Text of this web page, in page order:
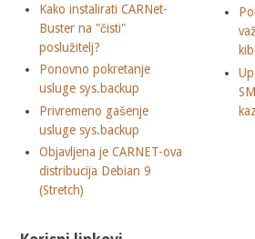
Kako instalirati CARNet-
Buster na "čisti"
poslužitelj?
Ponovno pokretanje
usluge sys.backup
Privremeno gašenje
usluge sys.backup
Objavljena je CARNET-ova
distribucija Debian 9
(Stretch)